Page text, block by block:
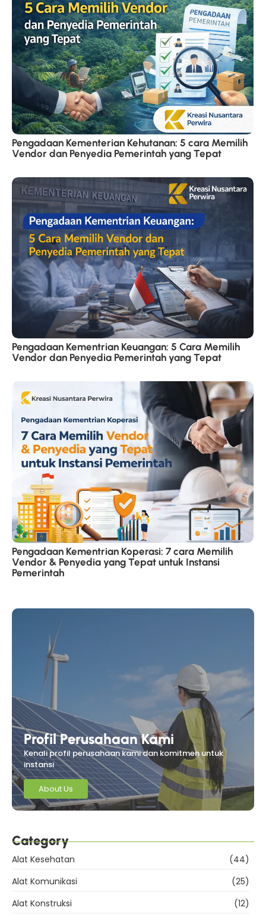
Pengadaan Kementerian Kehutanan: 5 cara Memilih
Vendor dan Penyedia Pemerintah yang Tepat
Pengadaan Kementrian Keuangan: 5 Cara Memilih
Vendor dan Penyedia Pemerintah yang Tepat
Pengadaan Kementrian Koperasi: 7 cara Memilih
Vendor & Penyedia yang Tepat untuk Instansi
Pemerintah
Profil Perusahaan Kami
Kenali profil perusahaan kami dan komitmen untuk
instansi
About Us
Category
Alat Kesehatan
(44)
Alat Komunikasi
(25)
Alat Konstruksi
(12)